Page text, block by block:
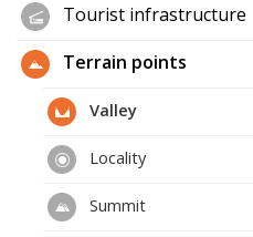
Tourist infrastructure
Terrain points
Valley
Locality
Summit